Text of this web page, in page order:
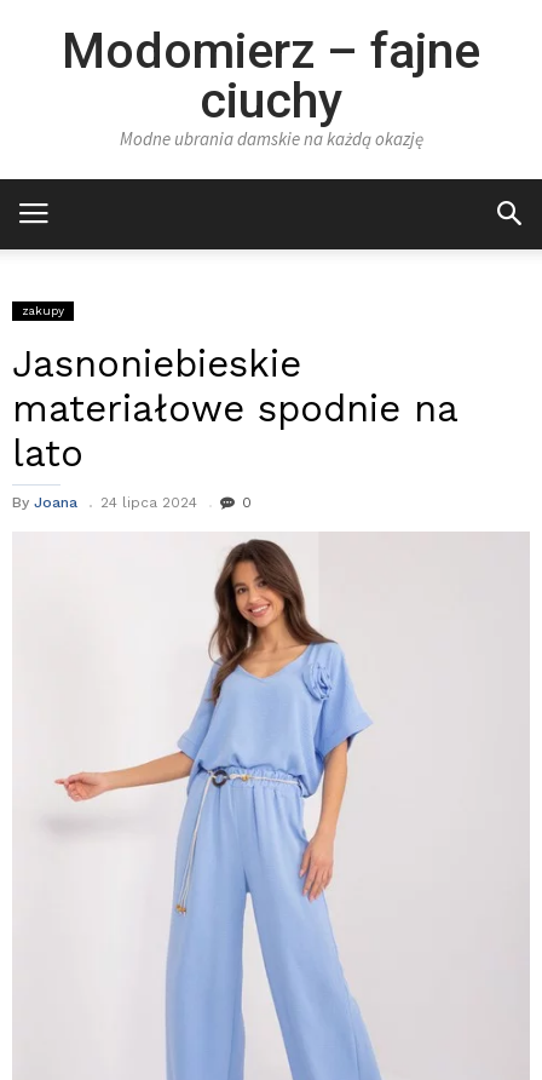
Modomierz – fajne
ciuchy
Modne ubrania damskie na każdą okazję
zakupy
Jasnoniebieskie
materiałowe spodnie na
lato
By Joana 24 lipca 2024 0